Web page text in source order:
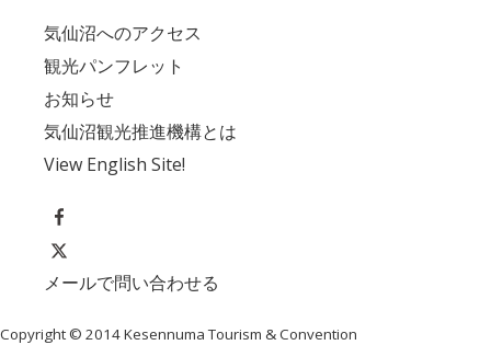
気仙沼へのアクセス
観光パンフレット
お知らせ
気仙沼観光推進機構とは
View English Site!
メールで問い合わせる
Copyright © 2014 Kesennuma Tourism & Convention